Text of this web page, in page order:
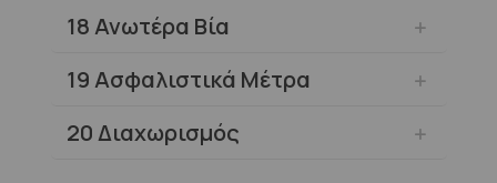
18Ανωτέρα Βία
19Ασφαλιστικά Μέτρα
20Διαχωρισμός